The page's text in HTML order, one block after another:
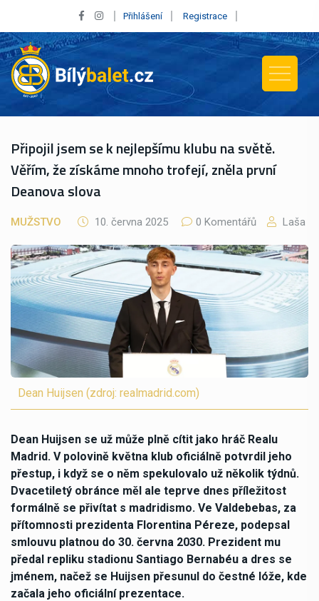
Přihlášení Registrace
Připojil jsem se k nejlepšímu klubu na světě.
Věřím, že získáme mnoho trofejí, zněla první
Deanova slova
MUŽSTVO 10. června 2025 0 Komentářů Laša
Dean Huijsen (zdroj: realmadrid.com)
Dean Huijsen se už může plně cítit jako hráč Realu
Madrid. V polovině května klub oficiálně potvrdil jeho
přestup, i když se o něm spekulovalo už několik týdnů.
Dvacetiletý obránce měl ale teprve dnes příležitost
formálně se přivítat s madridismo. Ve Valdebebas, za
přítomnosti prezidenta Florentina Péreze, podepsal
smlouvu platnou do 30. června 2030. Prezident mu
předal repliku stadionu Santiago Bernabéu a dres se
jménem, načež se Huijsen přesunul do čestné lóže, kde
začala jeho oficiální prezentace.